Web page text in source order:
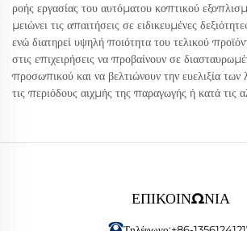
ροής εργασίας του αυτόματου κοπτικού
μειώνει τις απαιτήσεις σε ειδικευμένες
ενώ διατηρεί υψηλή ποιότητα του τελικού
στις επιχειρήσεις να προβαίνουν σε
προσωπικού και να βελτιώνουν την ευελιξία των
τις περιόδους αιχμής της παραγωγής ή κατά τις
ΕΠΙΚΟΙΝΩΝΊΑ